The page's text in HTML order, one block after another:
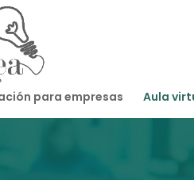
para empresas Aula